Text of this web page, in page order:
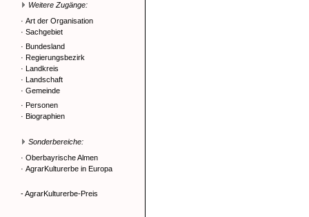
Weitere Zugänge:
· Art der Organisation
· Sachgebiet
· Bundesland
· Regierungsbezirk
· Landkreis
· Landschaft
· Gemeinde
· Personen
· Biographien
Sonderbereiche:
· Oberbayrische Almen
· AgrarKulturerbe in Europa
- AgrarKulturerbe-Preis